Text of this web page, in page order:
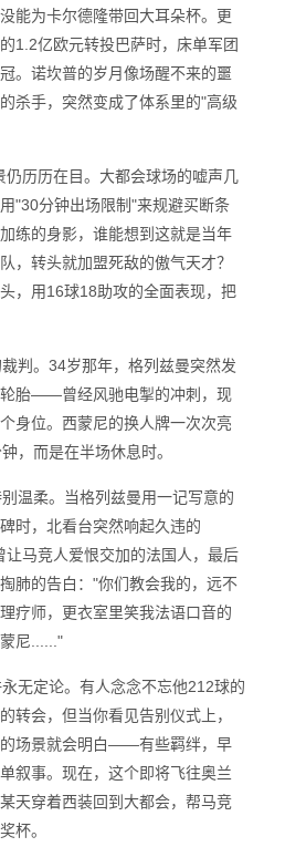
能为卡尔德隆带回大耳朵杯。更
1.2亿欧元转投巴萨时，床单军团
。诺坎普的岁月像场醒不来的噩
杀手，突然变成了体系里的"高级
历历在目。大都会球场的嘘声几
"30分钟出场限制"来规避买断条
练的身影，谁能想到这就是当年
，转头就加盟死敌的傲气天才？
，用16球18助攻的全面表现，把
。34岁那年，格列兹曼突然发
胎——曾经风驰电掣的冲刺，现
身位。西蒙尼的换人牌一次次亮
，而是在半场休息时。
柔。当格列兹曼用一记写意的
时，北看台突然响起久违的
让马竞人爱恨交加的法国人，最后
肺的告白："你们教会我的，远不
疗师，更衣室里笑我法语口音的
尼......"
定论。有人念念不忘他212球的
转会，但当你看见告别仪式上，
场景就会明白——有些羁绊，早
叙事。现在，这个即将飞往奥兰
天穿着西装回到大都会，帮马竞
杯。